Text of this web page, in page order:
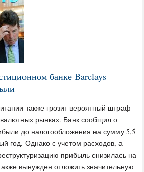
банке Barclays
также грозит вероятный штраф
рынках. Банк сообщил о
до налогообложения на сумму 5,5
год. Однако с учетом расходов, а
прибыль снизилась на
вынужден отложить значительную